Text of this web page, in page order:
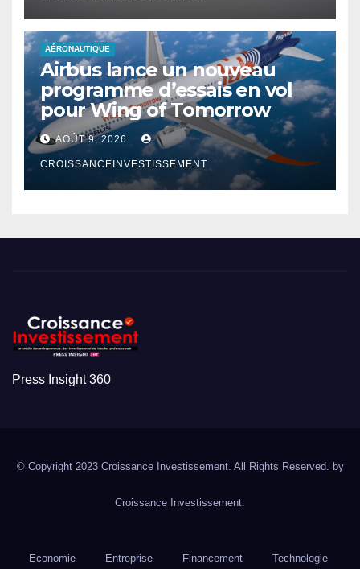
AÉRONAUTIQUE
Airbus lance un nouveau
programme d’essais en vol
pour Wing of Tomorrow
AOÛT 9, 2026
CROISSANCEINVESTISSEMENT
Press Insight 360
© Copyright 2023 Croissance Investissement. All Rights Reserved. by
Croissance Investissement.
Economie Entreprise Financement Technologie